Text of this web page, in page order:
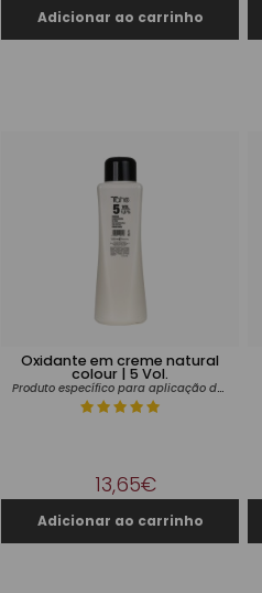
Oxidante em creme natural
colour | 5 Vol.
Produto específico para aplicação de tintas
13,65€